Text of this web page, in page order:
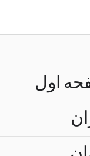
اول